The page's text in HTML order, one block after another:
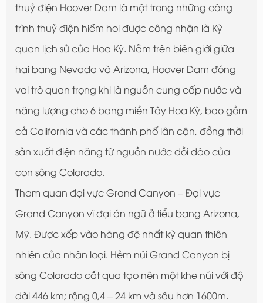
thuỷ điện Hoover Dam là một trong những công
trình thuỷ điện hiếm hoi được công nhận là Kỳ
quan lịch sử của Hoa Kỳ. Nằm trên biên giới giữa
hai bang Nevada và Arizona, Hoover Dam đóng
vai trò quan trọng khi là nguồn cung cấp nước và
năng lượng cho 6 bang miền Tây Hoa Kỳ, bao gồm
cả California và các thành phố lân cận, đồng thời
sản xuất điện năng từ nguồn nước dồi dào của
con sông Colorado.
Tham quan đại vực Grand Canyon – Đại vực
Grand Canyon vĩ đại án ngữ ở tiểu bang Arizona,
Mỹ. Được xếp vào hàng đệ nhất kỳ quan thiên
nhiên của nhân loại. Hẻm núi Grand Canyon bị
sông Colorado cắt qua tạo nên một khe núi với độ
dài 446 km; rộng 0,4 – 24 km và sâu hơn 1600m.